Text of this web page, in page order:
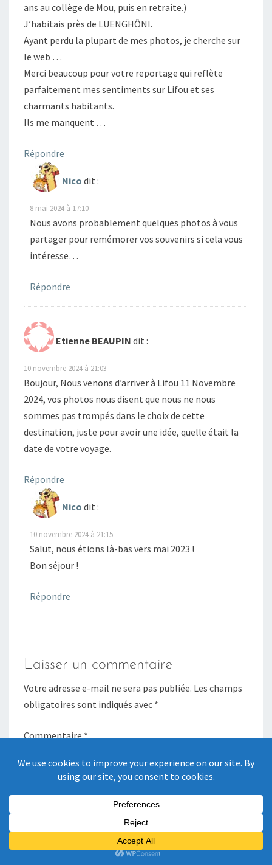
ans au collège de Mou, puis en retraite.)
J’habitais près de LUENGHÔNI.
Ayant perdu la plupart de mes photos, je cherche sur
le web …
Merci beaucoup pour votre reportage qui reflète
parfaitement mes sentiments sur Lifou et ses
charmants habitants.
Ils me manquent …
Répondre
Nico dit :
8 mai 2024 à 17:10
Nous avons probablement quelques photos à vous
partager pour remémorer vos souvenirs si cela vous
intéresse…
Répondre
Etienne BEAUPIN dit :
10 novembre 2024 à 21:03
Boujour, Nous venons d’arriver à Lifou 11 Novembre
2024, vos photos nous disent que nous ne nous
sommes pas trompés dans le choix de cette
destination, juste pour avoir une idée, quelle était la
date de votre voyage.
Répondre
Nico dit :
10 novembre 2024 à 21:15
Salut, nous étions là-bas vers mai 2023 !
Bon séjour !
Répondre
Laisser un commentaire
Votre adresse e-mail ne sera pas publiée. Les champs
obligatoires sont indiqués avec *
Commentaire*